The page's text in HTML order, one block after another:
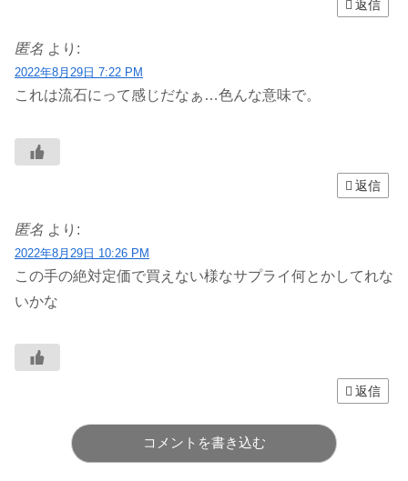
返信
匿名 より:
2022年8月29日 7:22 PM
これは流石にって感じだなぁ…色んな意味で。
返信
匿名 より:
2022年8月29日 10:26 PM
この手の絶対定価で買えない様なサプライ何とかしてれな
いかな
返信
コメントを書き込む